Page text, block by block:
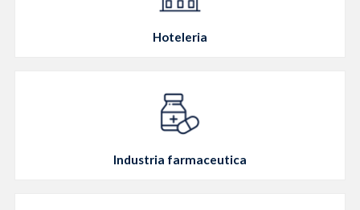
Hoteleria
Industria farmaceutica